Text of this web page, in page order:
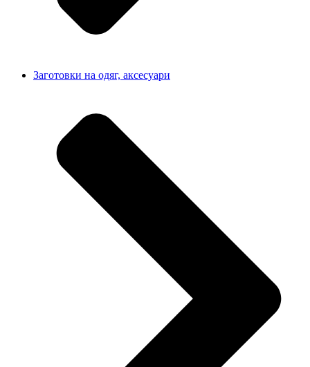
Заготовки на одяг, аксесуари